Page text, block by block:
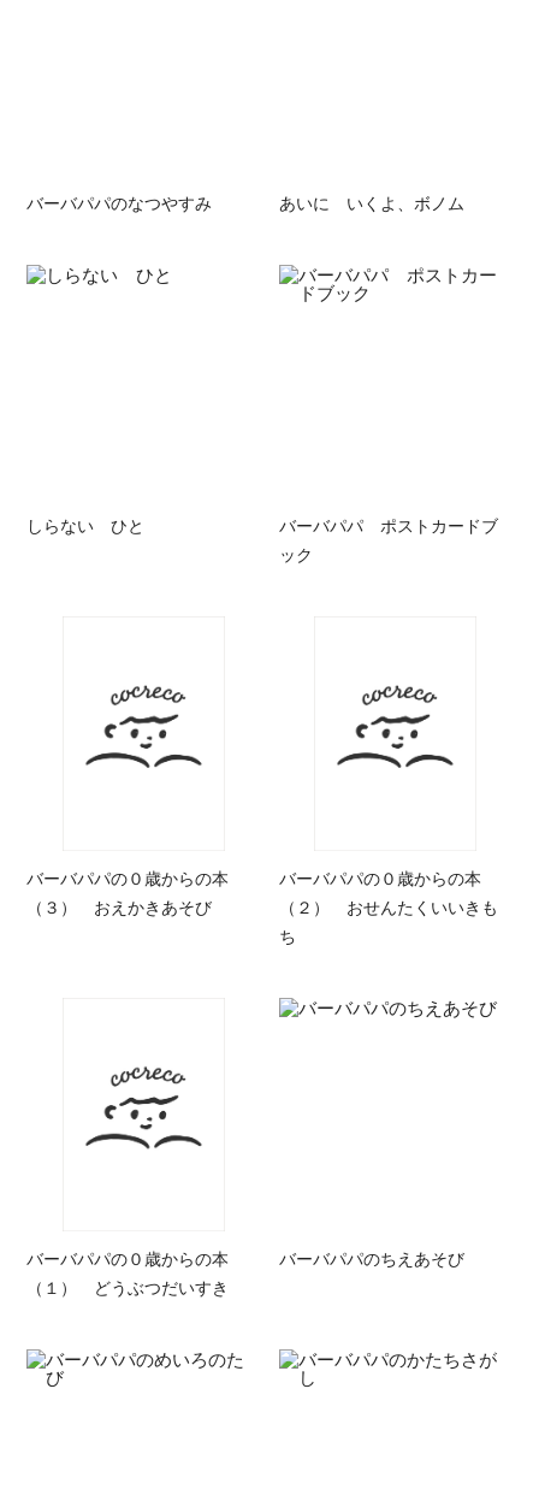
バーバパパのなつやすみ あいに いくよ、ボノム
しらない ひと
バーバパパ ポストカードブ
ック
バーバパパの０歳からの本
（３） おえかきあそび
バーバパパの０歳からの本
（２） おせんたくいいきも
ち
バーバパパの０歳からの本
（１） どうぶつだいすき
バーバパパのちえあそび